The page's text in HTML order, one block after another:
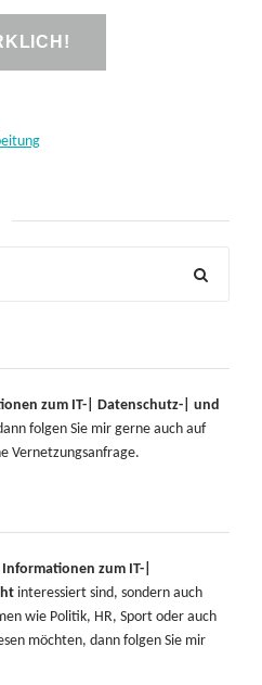
zum IT-| Datenschutz-| und
folgen Sie mir gerne auch auf
Vernetzungsanfrage.
Informationen zum IT-|
interessiert sind, sondern auch
wie Politik, HR, Sport oder auch
möchten, dann folgen Sie mir